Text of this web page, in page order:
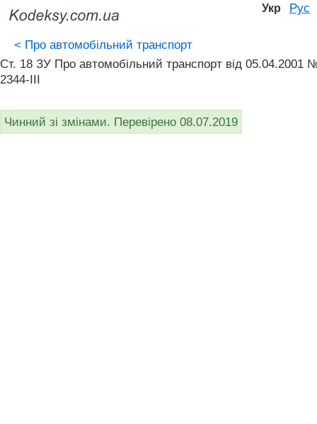
Укр Рус
< Про автомобільний транспорт
Ст. 18 ЗУ Про автомобільний транспорт вiд 05.04.2001
2344-III
Чинний зі змінами. Перевірено 08.07.2019